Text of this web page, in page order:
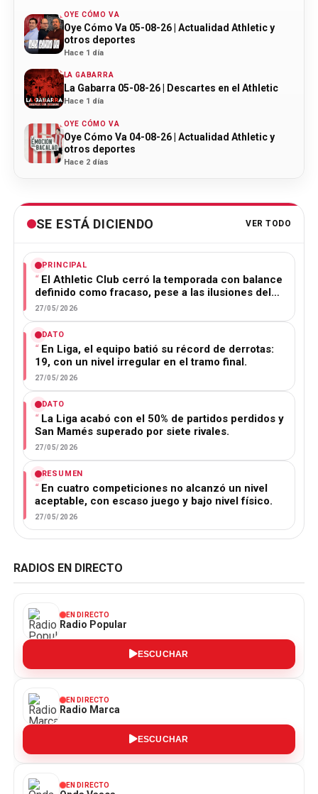
OYE CÓMO VA
Oye Cómo Va 05-08-26 | Actualidad Athletic y
otros deportes
Hace 1 día
LA GABARRA
La Gabarra 05-08-26 | Descartes en el Athletic
Hace 1 día
OYE CÓMO VA
Oye Cómo Va 04-08-26 | Actualidad Athletic y
otros deportes
Hace 2 días
SE ESTÁ DICIENDO VER TODO
PRINCIPAL
El Athletic Club cerró la temporada con balance
definido como fracaso, pese a las ilusiones del…
27/05/2026
DATO
En Liga, el equipo batió su récord de derrotas:
19, con un nivel irregular en el tramo final.
27/05/2026
DATO
La Liga acabó con el 50% de partidos perdidos y
San Mamés superado por siete rivales.
27/05/2026
RESUMEN
En cuatro competiciones no alcanzó un nivel
aceptable, con escaso juego y bajo nivel físico.
27/05/2026
RADIOS EN DIRECTO
EN DIRECTO
Radio Popular
ESCUCHAR
EN DIRECTO
Radio Marca
ESCUCHAR
EN DIRECTO